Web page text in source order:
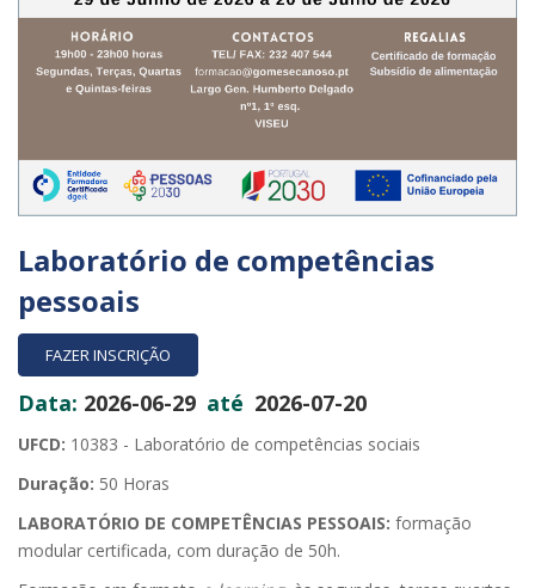
Laboratório de competências
pessoais
FAZER INSCRIÇÃO
Data: 2026-06-29 até 2026-07-20
UFCD: 10383 - Laboratório de competências sociais
Duração: 50 Horas
LABORATÓRIO DE COMPETÊNCIAS PESSOAIS: formação
modular certificada, com duração de 50h.